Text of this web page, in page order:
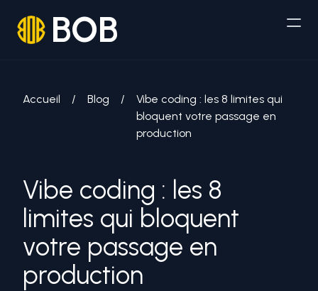
BOB
Accueil / Blog /
Vibe coding : les 8 limites qui
bloquent votre passage en
production
Vibe coding : les 8
limites qui bloquent
votre passage en
production